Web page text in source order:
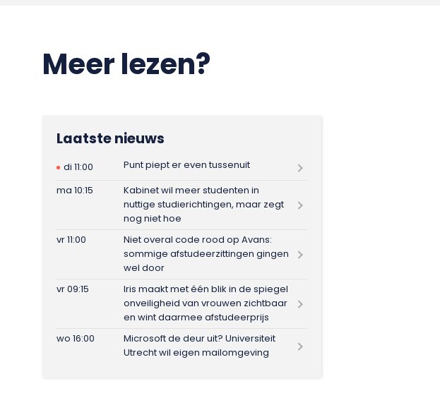
Meer lezen?
Laatste nieuws
di 11:00
Punt piept er even tussenuit
ma 10:15
Kabinet wil meer studenten in
nuttige studierichtingen, maar zegt
nog niet hoe
vr 11:00
Niet overal code rood op Avans:
sommige afstudeerzittingen gingen
wel door
vr 09:15
Iris maakt met één blik in de spiegel
onveiligheid van vrouwen zichtbaar
en wint daarmee afstudeerprijs
wo 16:00
Microsoft de deur uit? Universiteit
Utrecht wil eigen mailomgeving